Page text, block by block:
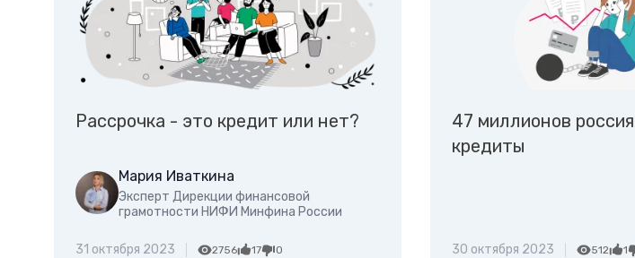
Рассрочка - это кредит или нет?
Мария Иваткина
Эксперт Дирекции финансовой
грамотности НИФИ Минфина России
31 октября 2023 2756 17 0
47 миллионов
кредиты
30 октября 2023 512 1